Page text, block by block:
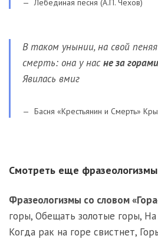
Лебединая песня (А.П. Чехов)
В таком унынии, на свой
смерть: она у насне за горами
Явилась вмиг
Басня «Крестьянин и Смерть»
Смотреть еще фразеологизмы
Фразеологизмы со словом «Гора
горы, Обещать золотые горы,
Когда рак на горе свистнет,